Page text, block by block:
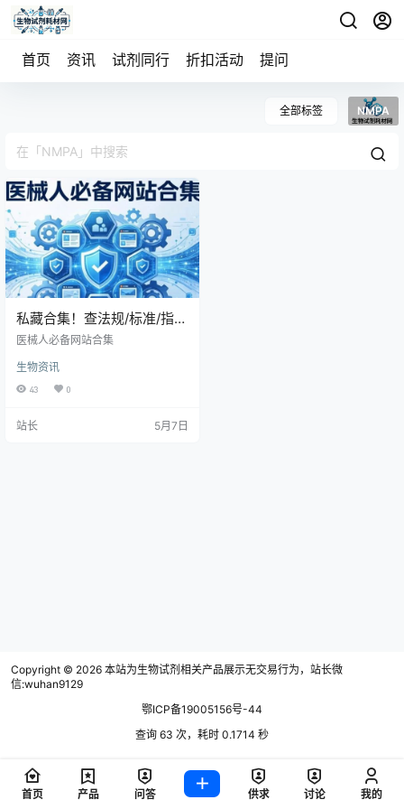
首页 资讯 试剂同行 折扣活动 提问
全部标签 NMPA
私藏合集！查法规/标准/指导
原则，这15个网站够用了
医械人必备网站合集
生物资讯
43 0
站长 5月7日
Copyright © 2026 本站为生物试剂相关产品展示无交易行为，站长微
信:wuhan9129
鄂ICP备19005156号-44
查询 63 次，耗时 0.1714 秒
首页 产品 问答 供求 讨论 我的